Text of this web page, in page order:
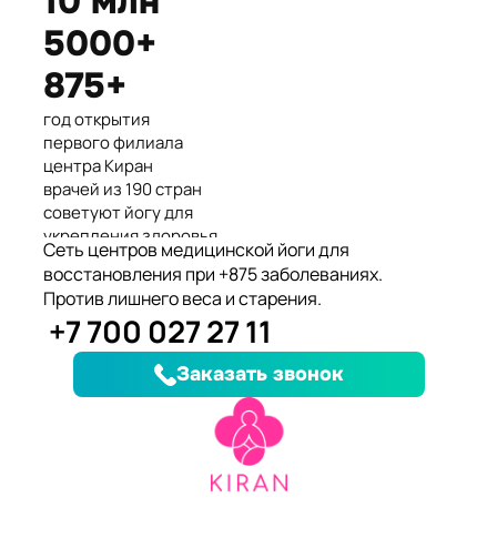
Международные призеры 2-го
Азиатского Чемпионата по
йогасана спорт и единственные
представители Казахстана.
5000+
875+
год открытия
первого филиала
центра Киран
врачей из 190 стран
советуют йогу для
укрепления здоровья
клиентов улучшили
здоровье и
качество жизни
заболеваний, при
которых йога
дополняет лечение
Сеть центров медицинской йоги для
восстановления при +875 заболеваниях.
Против лишнего веса и старения.
+7 700 027 27 11
Заказать звонок